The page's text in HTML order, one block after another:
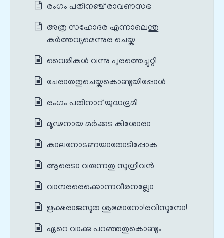
രംഗം പതിനഞ്ച് രാവണസഭ
അത്ര സഹോദര എന്നാലെന്തു
കർത്തവ്യമെന്നുര ചെയ്ക
വൈരികൾ വന്നു പുരത്തെച്ചുറ്റി
ചേരാതതുചെയ്കകൊണ്ടുയിപ്പോൾ
രംഗം പതിനാറ് യുദ്ധഭൂമി
മൂഢനായ മർക്കട കിശോരാ
കാലനോടണയാതോടിപ്പോക
ആരെടാ വരുന്നതു സുഗ്രീവൻ
വാനരരെക്കൊന്നവീരനല്ലോ
ഋക്ഷരാജസൂത ശുഭമാനോ!രവിസൂനോ!
ഏറെ വാക്കു പറഞ്ഞതുകൊണ്ടും